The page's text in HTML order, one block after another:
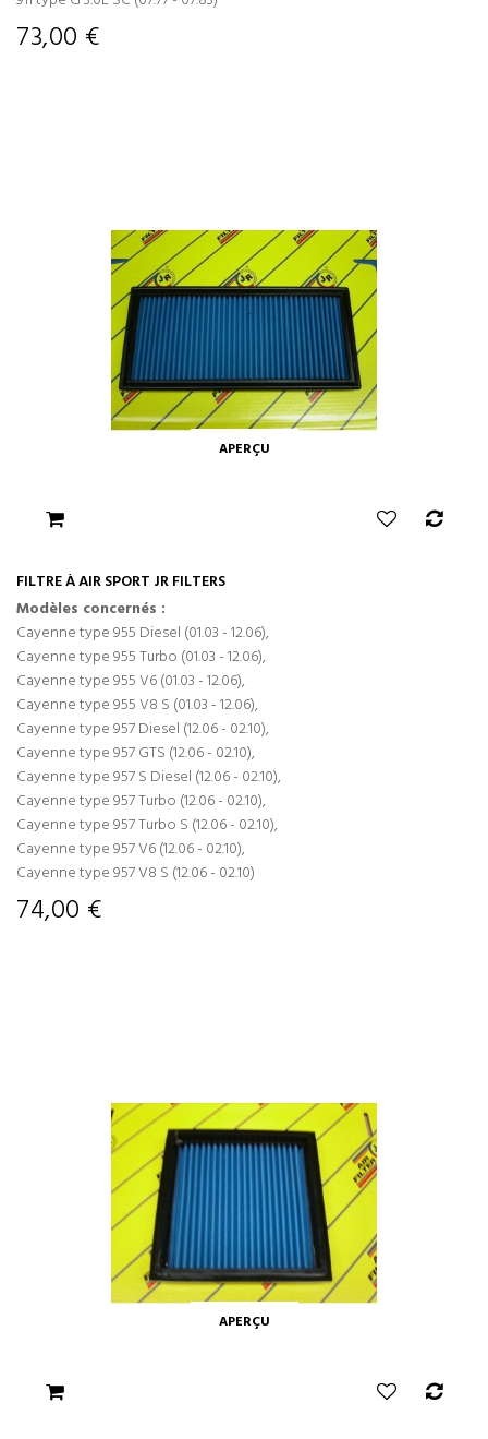
73,00 €
APERÇU
FILTRE À AIR SPORT JR FILTERS
Modèles concernés :
Cayenne type 955 Diesel (01.03 - 12.06),
Cayenne type 955 Turbo (01.03 - 12.06),
Cayenne type 955 V6 (01.03 - 12.06),
Cayenne type 955 V8 S (01.03 - 12.06),
Cayenne type 957 Diesel (12.06 - 02.10),
Cayenne type 957 GTS (12.06 - 02.10),
Cayenne type 957 S Diesel (12.06 - 02.10),
Cayenne type 957 Turbo (12.06 - 02.10),
Cayenne type 957 Turbo S (12.06 - 02.10),
Cayenne type 957 V6 (12.06 - 02.10),
Cayenne type 957 V8 S (12.06 - 02.10)
74,00 €
APERÇU